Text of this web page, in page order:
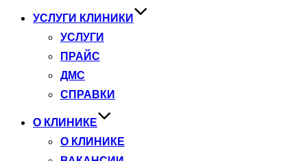
содержимому
УСЛУГИ КЛИНИКИ
УСЛУГИ
ПРАЙС
ДМС
СПРАВКИ
О КЛИНИКЕ
О КЛИНИКЕ